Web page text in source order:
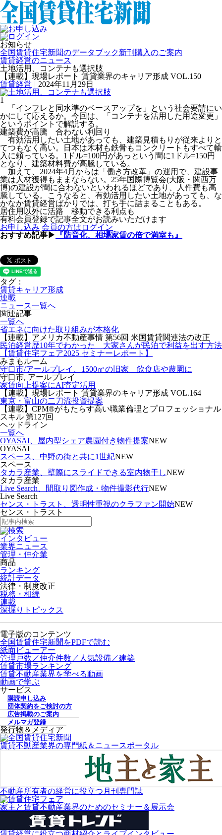
お知らせ
全国賃貸住宅新聞のデータブック新刊購入のご案内
賃貸経営のニュース
土地活用、コンテナも選択肢
【連載】現場レポート 賃貸業界のキャリア形成 VOL.150
賃貸経営 | 2024年11月29日
1
「インフレと同水準のベースアップを」という社会要請にい
かにして応えるか。今回は、「コンテナを活用した用途変更」
というポイントで解説する。
建築費が高騰 合わない利回り
有効活用したい土地があっても、建築見積もりが従来よりと
てつもなく高い。日本は木材も鉄骨もコンクリートもすべて輸
入に頼っている。1ドル=100円があっという間に1ドル=150円
となり、建築材料費が高騰している。
加えて、2024年4月からは「働き方改革」の運用で、建設事
業は人材獲得もままならない。25年国際博覧会(大阪・関西万
博)の建設が間に合わないといわれるほどであり、人件費も高
騰している。こうなると、有効活用したい土地があっても、な
かなか賃貸経営ばかりでは、打ち手に詰まることもある。
居住用以外に活路 移動できる利点も
有料会員登録で記事全文がお読みいただけます
お申し込み 会員の方はログイン
おすすめ記事▶
『防音化、相場家賃の倍で満室も』
タグ：
賃貸キャリア形成
連載
ニュース一覧へ
関連記事
一覧へ
省エネに向けた取り組みが本格化
【連載】アメリカ不動産事情 第56回 米国賃貸関連法の改正
民泊経営歴10年でわかった 大家さんが民泊で利益を出す方法
【賃貸住宅フェア2025 セミナーレポート】
みまもルーム
守口市/アールプレイ、1500㎡の旧家 飲食店や農園に
守口市, アールプレイ
家賃向上提案にAI査定活用
【連載】現場レポート 賃貸業界のキャリア形成 VOL.164
東京・富山の二刀流投資提案
【連載】CPM®がもたらす高い職業倫理とプロフェッショナル
スキル 第127回
ヘッドライン
一覧へ
OYASAI、屋内型シェア農園付き物件提案NEW
OYASAI
スペース、中野の街と共に1世紀NEW
スペース
タカラ産業、壁際にスライドできる室内物干しNEW
タカラ産業
Live Search、間取り図作成・物件撮影代行NEW
Live Search
センス・トラスト、透明性重視のクラファン開始NEW
センス・トラスト
インタビュー
業界ニュース
管理・仲介業
商品
ランキング
統計データ
法律・制度改正
税務・相続
連載
深掘りトピックス
電子版のコンテンツ
全国賃貸住宅新聞をPDFで読む
紙面ビューアー
管理戸数／仲介件数／人気設備／建築
賃貸市場ランキング
賃貸不動産業界を学べる動画
動画で学ぶ
サービス
購読申し込み
団体契約をご検討の方
広告掲載のご案内
メルマガ登録
発行物＆メディア
賃貸不動産業界の専門紙＆ニュースポータル
不動産所有者の経営に役立つ月刊専門誌
家主と賃貸不動産業界のためのセミナー＆展示会